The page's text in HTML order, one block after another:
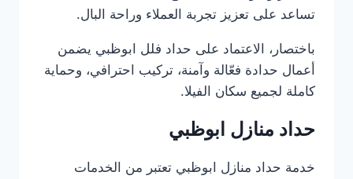
تساعد على تعزيز تجربة العملاء وراحة البال.
باختصار، الاعتماد على حداد فلل ابوظبي يضمن
أعمال حدادة فعّالة وآمنة، تركيب احترافي، وحماية
كاملة لجميع سكان الفيلا.
حداد منازل ابوظبي
خدمة حداد منازل ابوظبي تعتبر من الخدمات